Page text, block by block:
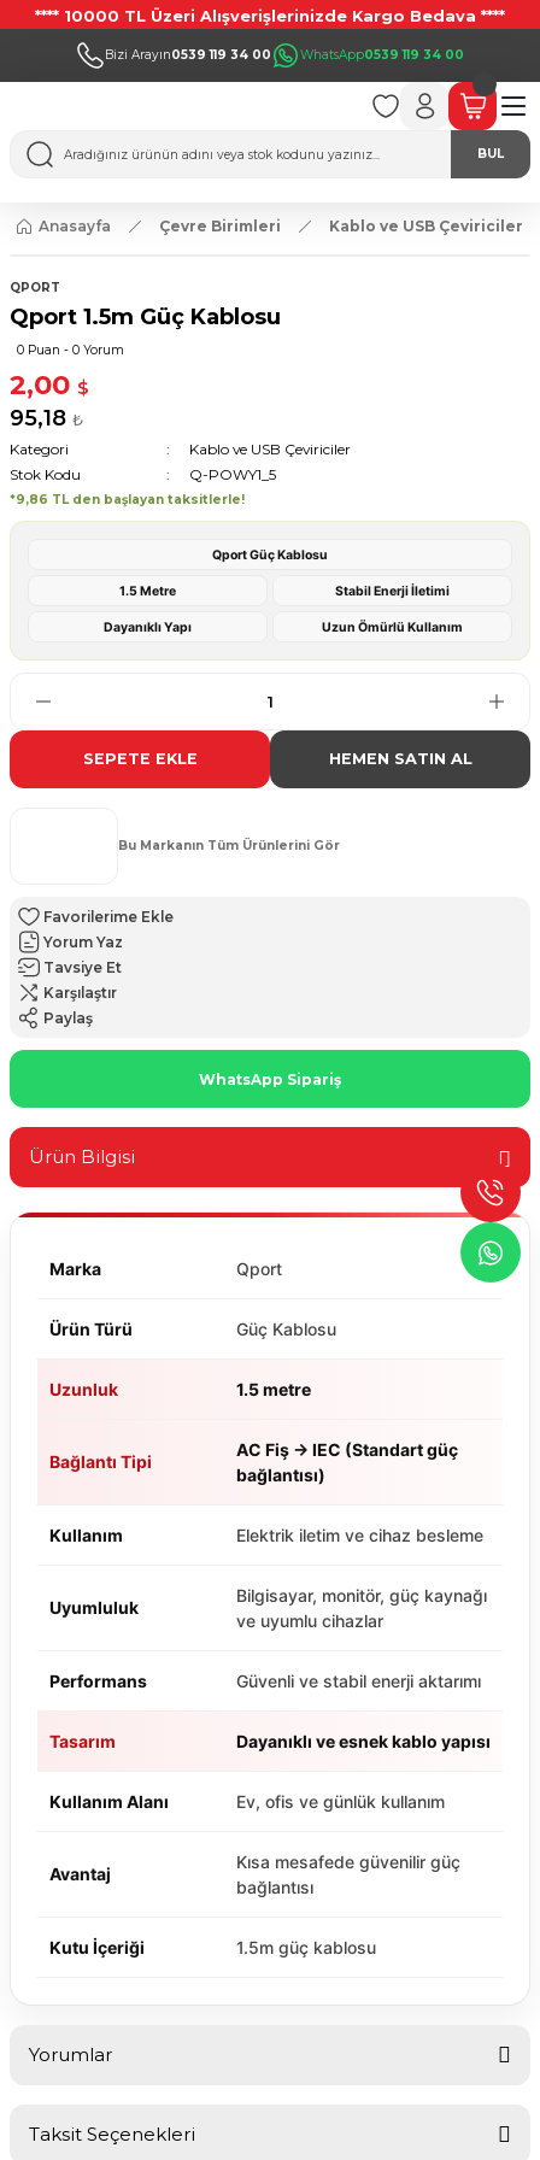
**** 10000 TL Üzeri Alışverişlerinizde Kargo Bedava ****
Bizi Arayın0539 119 34 00 WhatsApp0539 119 34 00
BUL
Anasayfa Çevre Birimleri Kablo ve USB Çeviriciler
QPORT
Qport 1.5m Güç Kablosu
0 Puan - 0 Yorum
2,00 $
95,18 ₺
Kategori
Kablo ve USB Çeviriciler
Stok Kodu
Q-POWY1_5
*9,86 TL den başlayan taksitlerle!
Qport Güç Kablosu
1.5 Metre Stabil Enerji İletimi
Dayanıklı Yapı Uzun Ömürlü Kullanım
SEPETE EKLE HEMEN SATIN AL
Bu Markanın Tüm Ürünlerini Gör
Yorum Yaz
Tavsiye Et
Karşılaştır
Paylaş
WhatsApp Sipariş
Ürün Bilgisi
Marka Qport
Ürün Türü Güç Kablosu
Uzunluk 1.5 metre
Bağlantı Tipi
AC Fiş → IEC (Standart güç
bağlantısı)
Kullanım Elektrik iletim ve cihaz besleme
Uyumluluk
Bilgisayar, monitör, güç kaynağı
ve uyumlu cihazlar
Performans Güvenli ve stabil enerji aktarımı
Tasarım Dayanıklı ve esnek kablo yapısı
Kullanım Alanı Ev, ofis ve günlük kullanım
Avantaj
Kısa mesafede güvenilir güç
bağlantısı
Kutu İçeriği 1.5m güç kablosu
Yorumlar
Taksit Seçenekleri